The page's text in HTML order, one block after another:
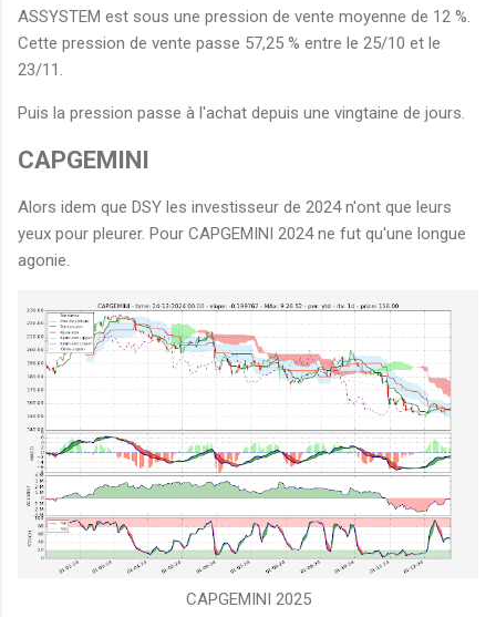
ASSYSTEM est sous une pression de vente moyenne de 12 %.
Cette pression de vente passe 57,25 % entre le 25/10 et le
23/11.
Puis la pression passe à l'achat depuis une vingtaine de jours.
CAPGEMINI
Alors idem que DSY les investisseur de 2024 n'ont que leurs
yeux pour pleurer. Pour CAPGEMINI 2024 ne fut qu'une longue
agonie.
CAPGEMINI 2025